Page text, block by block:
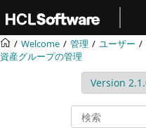
メインコンテンツにジャンプ
Welcome 管理 ユーザー
資産グループの管理